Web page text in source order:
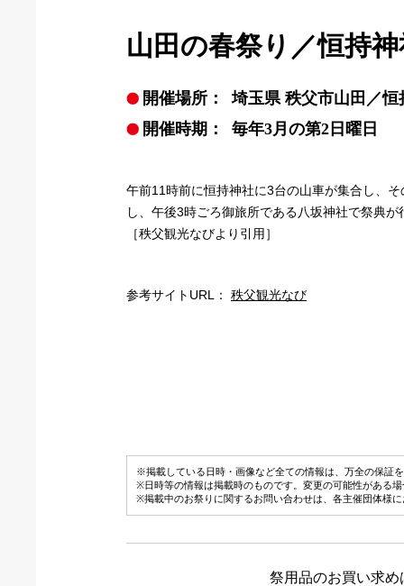
山田の春祭り／恒持
開催場所：
埼玉県 秩父市山田／
開催時期：
毎年3月の第2日曜日
午前11時前に恒持神社に3台の山車が集合し、
し、午後3時ごろ御旅所である八坂神社で祭典
［秩父観光なびより引用］
参考サイトURL： 秩父観光なび
※掲載している日時・画像など全ての情報は、万全の保証
※日時等の情報は掲載時のものです。変更の可能性がある
※掲載中のお祭りに関するお問い合わせは、各主催団体様
祭用品のお買い求